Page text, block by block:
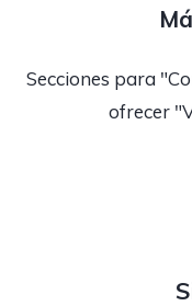
Secciones para
ofrecer